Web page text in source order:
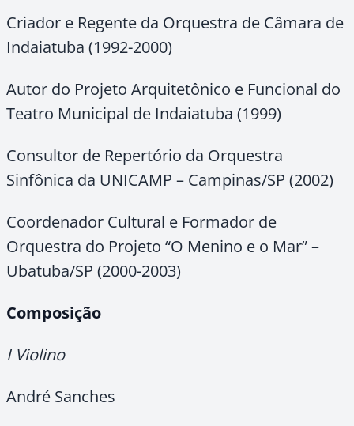
Criador e Regente da Orquestra de Câmara de
Indaiatuba (1992-2000)
Autor do Projeto Arquitetônico e Funcional do
Teatro Municipal de Indaiatuba (1999)
Consultor de Repertório da Orquestra
Sinfônica da UNICAMP – Campinas/SP (2002)
Coordenador Cultural e Formador de
Orquestra do Projeto “O Menino e o Mar” –
Ubatuba/SP (2000-2003)
Composição
I Violino
André Sanches